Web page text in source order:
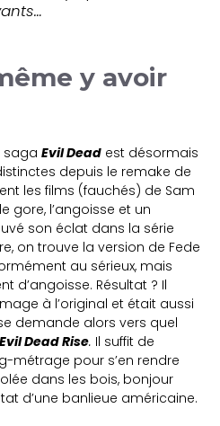
y avoir
sagaEvil Dead est désormais
depuis le remake de
les films (fauchés) de Sam
gore, l’angoisse et un
son éclat dans la série
on trouve la version de Fede
au sérieux, mais
d’angoisse. Résultat ? Il
à l’original et était aussi
demande alors vers quel
Evil Dead Rise. Il suffit de
métrage pour s’en rendre
dans les bois, bonjour
d’une banlieue américaine.